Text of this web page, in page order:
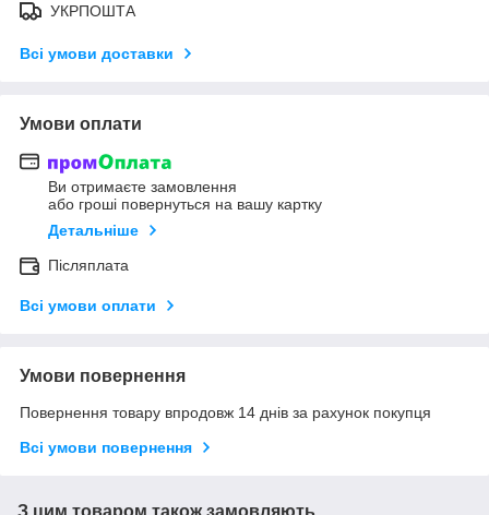
УКРПОШТА
Всі умови доставки
Умови оплати
Ви отримаєте замовлення
або гроші повернуться на вашу картку
Детальніше
Післяплата
Всі умови оплати
Умови повернення
Повернення товару впродовж 14 днів за рахунок покупця
Всі умови повернення